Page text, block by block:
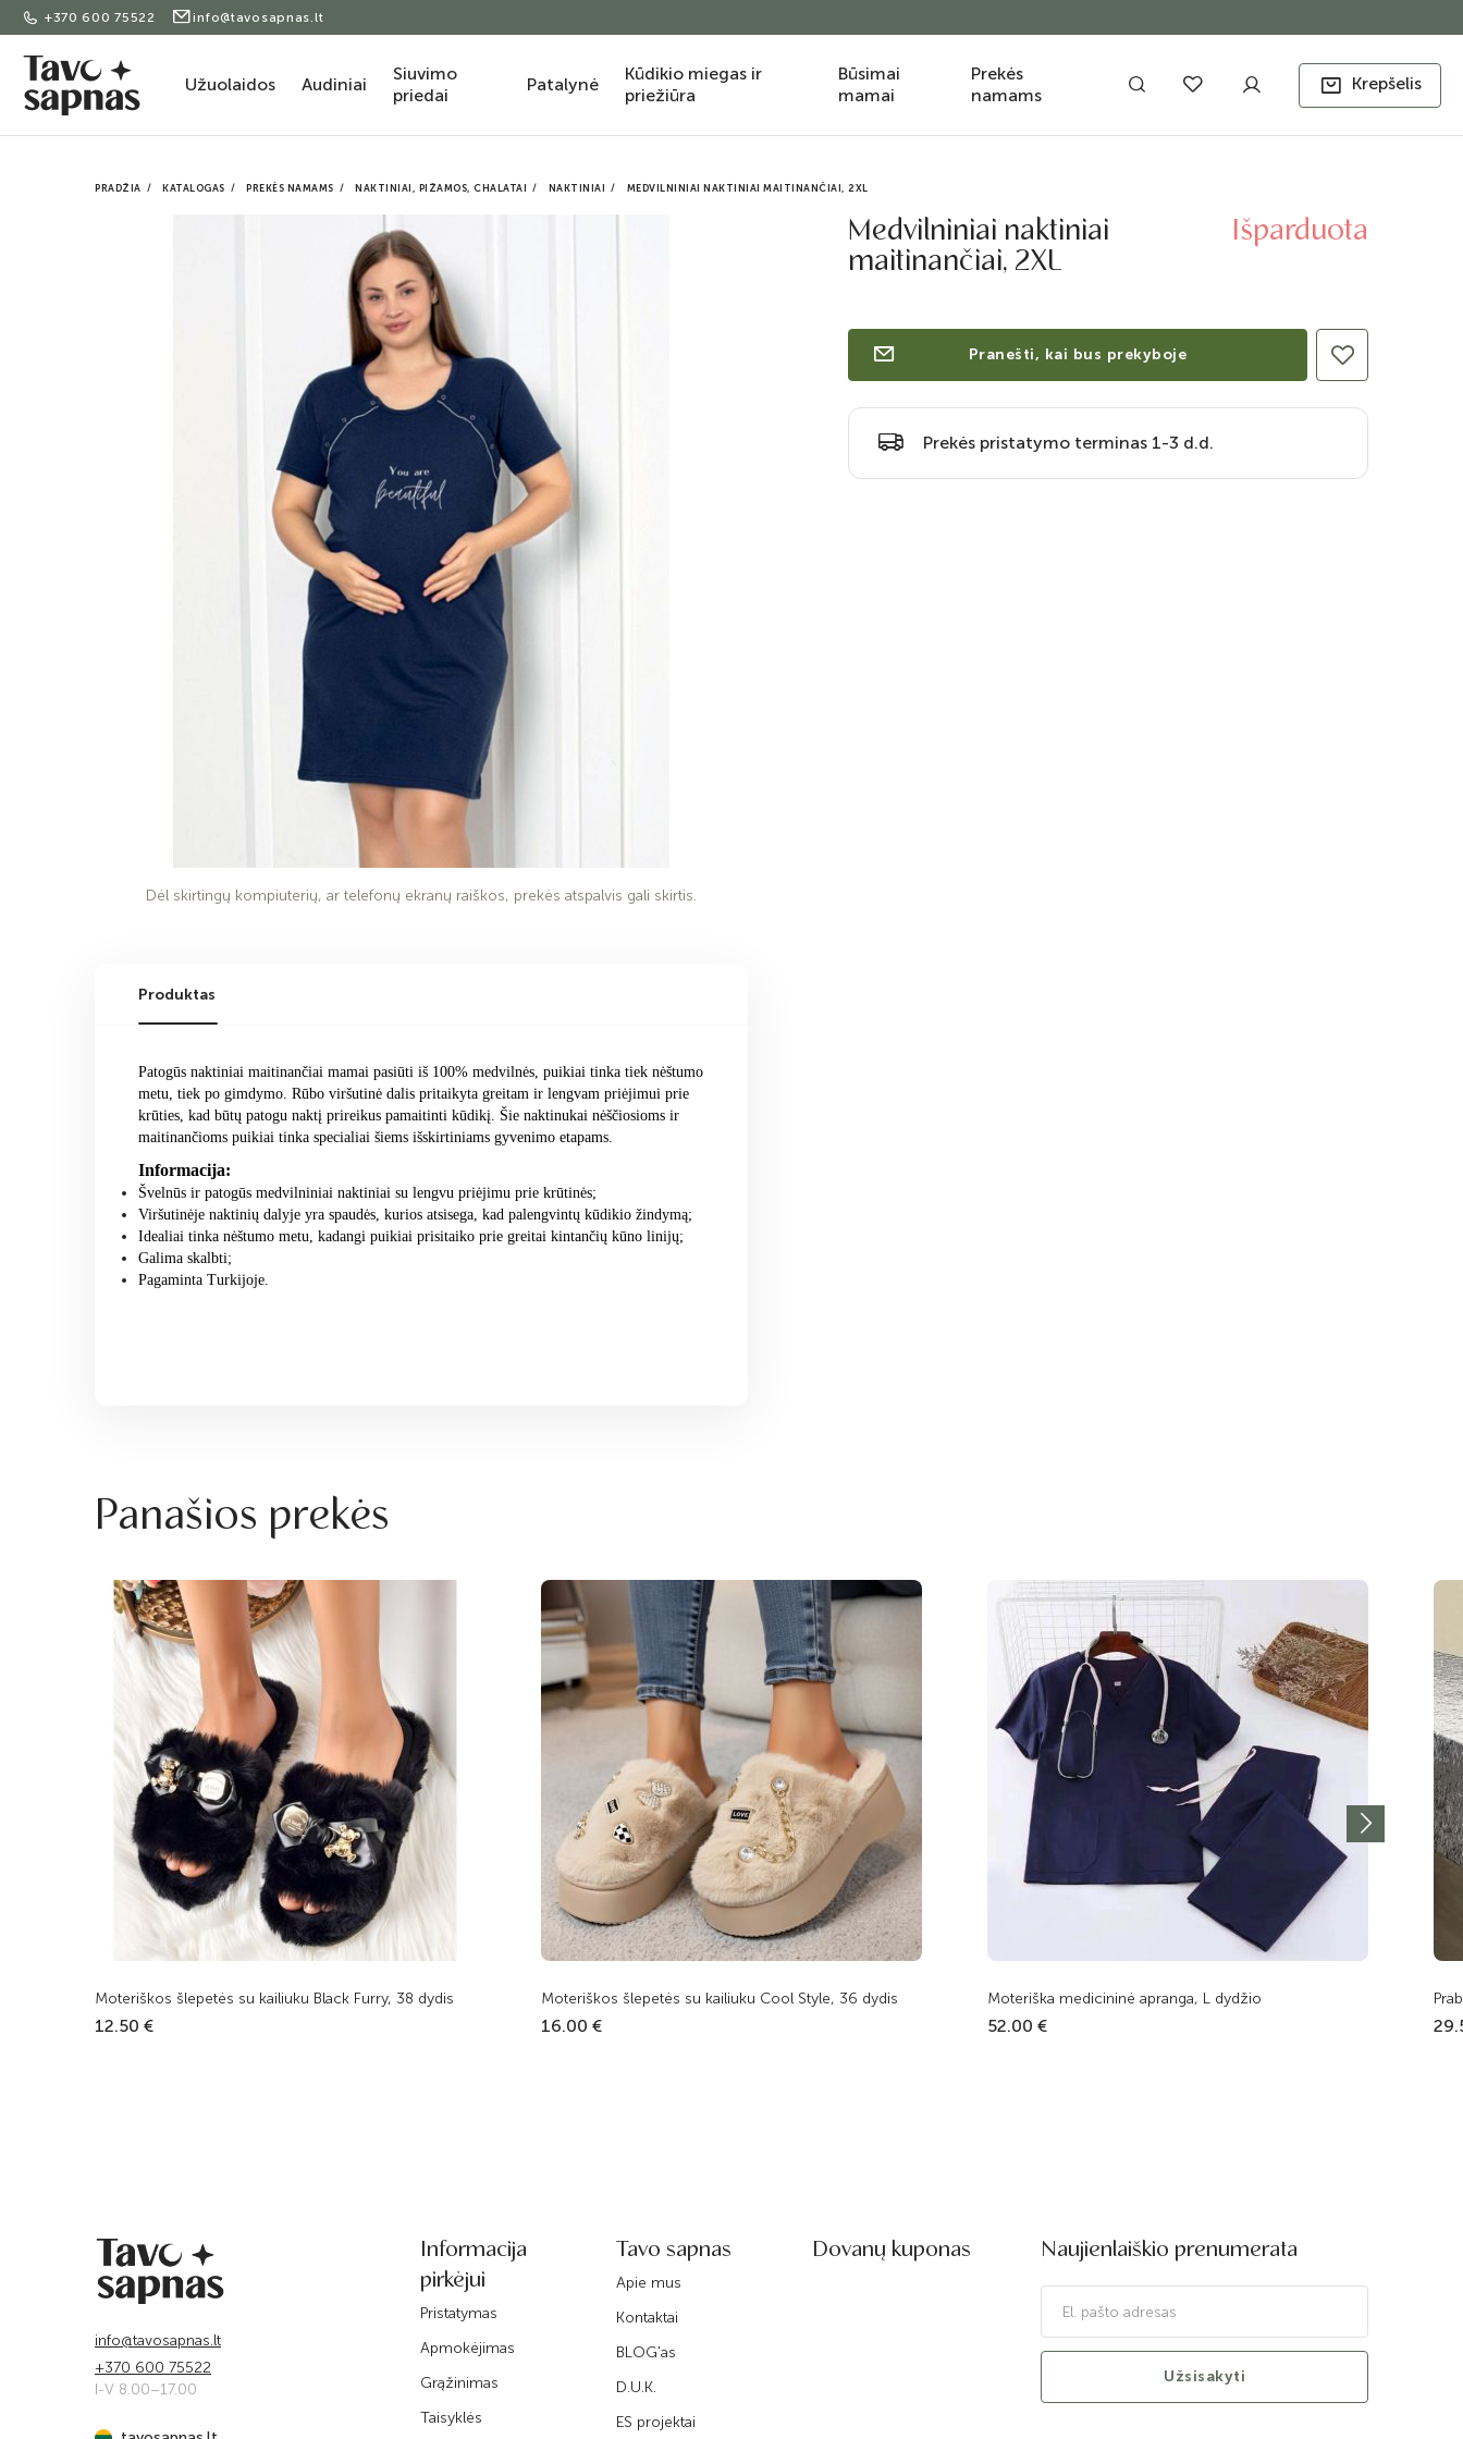
+370 600 75522 info@tavosapnas.lt
Užuolaidos Audiniai
Siuvimo
priedai
Patalynė
Kūdikio miegas ir
priežiūra
Būsimai
mamai
Prekės
namams
Krepšelis
PRADŽIA KATALOGAS PREKĖS NAMAMS NAKTINIAI, PIŽAMOS, CHALATAI NAKTINIAI MEDVILNINIAI NAKTINIAI MAITINANČIAI, 2XL
Dėl skirtingų kompiuterių, ar telefonų ekranų raiškos, prekės atspalvis gali skirtis.
Medvilniniai naktiniai
maitinančiai, 2XL
Išparduota
Pranešti, kai bus prekyboje
Prekės pristatymo terminas 1-3 d.d.
Produktas
Patogūs naktiniai maitinančiai mamai pasiūti iš 100% medvilnės, puikiai tinka tiek nėštumo
metu, tiek po gimdymo. Rūbo viršutinė dalis pritaikyta greitam ir lengvam priėjimui prie
krūties, kad būtų patogu naktį prireikus pamaitinti kūdikį. Šie naktinukai nėščiosioms ir
maitinančioms puikiai tinka specialiai šiems išskirtiniams gyvenimo etapams.
Informacija:
Švelnūs ir patogūs medvilniniai naktiniai su lengvu priėjimu prie krūtinės;
Viršutinėje naktinių dalyje yra spaudės, kurios atsisega, kad palengvintų kūdikio žindymą;
Idealiai tinka nėštumo metu, kadangi puikiai prisitaiko prie greitai kintančių kūno linijų;
Galima skalbti;
Pagaminta Turkijoje.
Panašios prekės
Moteriškos šlepetės su kailiuku Black Furry, 38 dydis
12.50 €
Moteriškos šlepetės su kailiuku Cool Style, 36 dydis
16.00 €
Moteriška medicininė apranga, L dydžio
52.00 €
Naujienlaiškio prenumerata
Užsisakyti
Informacija
pirkėjui
Pristatymas
Apmokėjimas
Grąžinimas
Taisyklės
Tavo sapnas
Apie mus
Kontaktai
BLOG'as
D.U.K.
ES projektai
Dovanų kuponas
info@tavosapnas.lt
+370 600 75522
I-V 8.00–17.00